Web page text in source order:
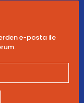
e-posta ile